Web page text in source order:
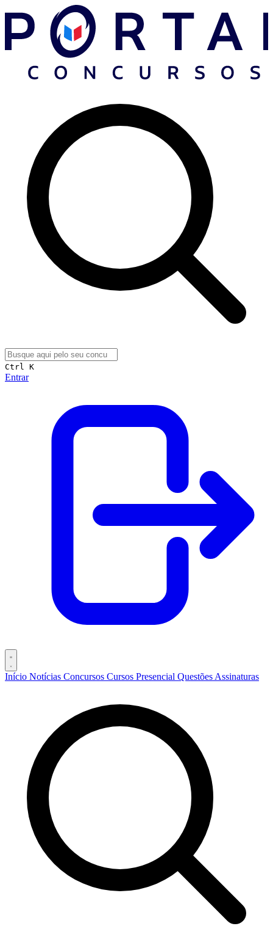
Ctrl K
Entrar
Início Notícias Concursos Cursos Presencial Questões Assinaturas